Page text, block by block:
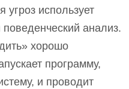
угроз использует
анализ.
хорошо
программу,
и проводит